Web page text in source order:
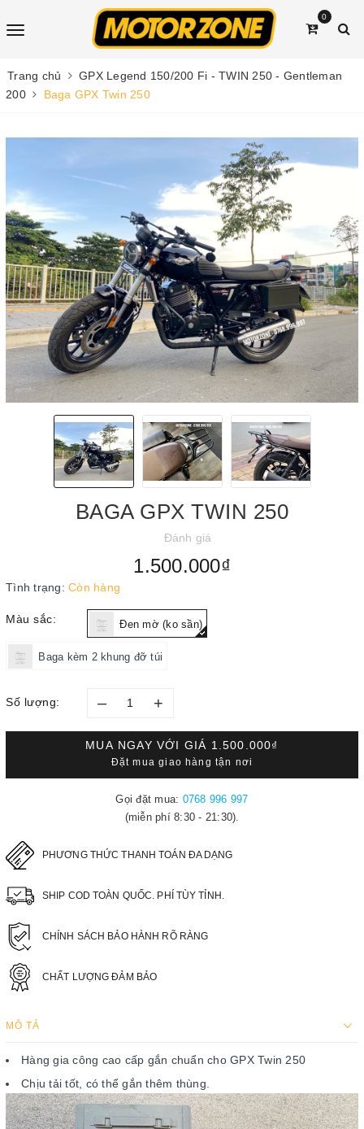
0
Trang chủ
GPX Legend 150/200 Fi - TWIN 250 - Gentleman
200
Baga GPX Twin 250
BAGA GPX TWIN 250
Đánh giá
1.500.000₫
Tình trạng: Còn hàng
Màu sắc: Đen mờ (ko sần)
Baga kèm 2 khung đỡ túi
Số lượng: – +
MUA NGAY VỚI GIÁ 1.500.000₫
Đặt mua giao hàng tận nơi
Gọi đặt mua: 0768 996 997
(miễn phí 8:30 - 21:30).
PHƯƠNG THỨC THANH TOÁN ĐA DẠNG
SHIP COD TOÀN QUỐC. PHÍ TÙY TỈNH.
CHÍNH SÁCH BẢO HÀNH RÕ RÀNG
CHẤT LƯỢNG ĐẢM BẢO
MÔ TẢ
Hàng gia công cao cấp gắn chuẩn cho GPX Twin 250
Chịu tải tốt, có thể gắn thêm thùng.